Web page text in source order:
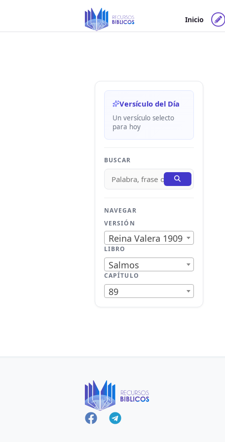
contenido
Inicio
Versículo del Día
Un versículo selecto
para hoy
BUSCAR
NAVEGAR
VERSIÓN
Reina Valera 1909
LIBRO
Salmos
CAPÍTULO
89